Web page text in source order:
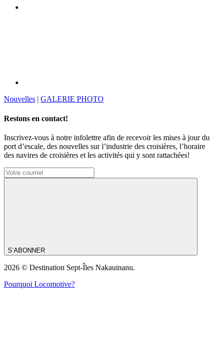
Nouvelles | GALERIE PHOTO
Restons en contact!
Inscrivez-vous à notre infolettre afin de recevoir les mises à jour du
port d’escale, des nouvelles sur l’industrie des croisières, l’horaire
des navires de croisières et les activités qui y sont rattachées!
S’ABONNER
2026 © Destination Sept-Îles Nakauinanu.
Pourquoi Locomotive?